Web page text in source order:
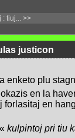
: tiuj... >>
justicon
enketo plu
en la
en
kulpintoj pri tiu